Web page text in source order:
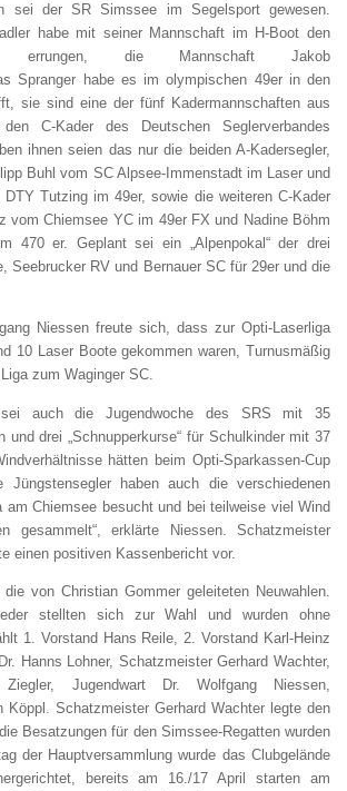
sei der SR Simssee im Segelsport gewesen.
habe mit seiner Mannschaft im H-Boot den
errungen, die Mannschaft Jakob
Spranger habe es im olympischen 49er in den
sie sind eine der fünf Kadermannschaften aus
C-Kader des Deutschen Seglerverbandes
ihnen seien das nur die beiden A-Kadersegler,
Buhl vom SC Alpsee-Immenstadt im Laser und
DTY Tutzing im 49er, sowie die weiteren C-Kader
vom Chiemsee YC im 49er FX und Nadine Böhm
470 er. Geplant sei ein „Alpenpokal“ der drei
Seebrucker RV und Bernauer SC für 29er und die
Niessen freute sich, dass zur Opti-Laserliga
10 Laser Boote gekommen waren, Turnusmäßig
zum Waginger SC.
auch die Jugendwoche des SRS mit 35
und drei „Schnupperkurse“ für Schulkinder mit 37
hätten beim Opti-Sparkassen-Cup
Jüngstensegler haben auch die verschiedenen
am Chiemsee besucht und bei teilweise viel Wind
gesammelt“, erklärte Niessen. Schatzmeister
einen positiven Kassenbericht vor.
von Christian Gommer geleiteten Neuwahlen.
stellten sich zur Wahl und wurden ohne
1. Vorstand Hans Reile, 2. Vorstand Karl-Heinz
Hanns Lohner, Schatzmeister Gerhard Wachter,
Jugendwart Dr. Wolfgang Niessen,
Köppl. Schatzmeister Gerhard Wachter legte den
Besatzungen für den Simssee-Regatten wurden
der Hauptversammlung wurde das Clubgelände
bereits am 16./17 April starten am